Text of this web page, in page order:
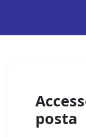
posta